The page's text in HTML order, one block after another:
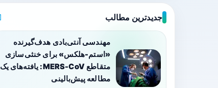
جدیدترین مطالب
مهندسی آنتی‌بادی هدف‌گیرنده
«استم-هلکس» برای خنثی‌سازی
متقاطع MERS-CoV: یافته‌های یک
مطالعه پیش‌بالینی